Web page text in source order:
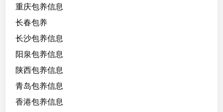
重庆包养信息
长春包养
长沙包养信息
阳泉包养信息
陕西包养信息
青岛包养信息
香港包养信息